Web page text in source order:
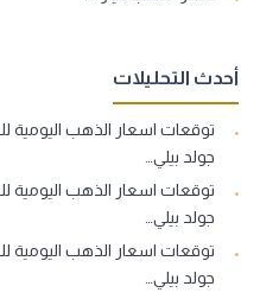
أحدث التحليلات
توقعات اسعار الذهب اليومية
جولد بيلي…
توقعات اسعار الذهب اليومية
جولد بيلي…
توقعات اسعار الذهب اليومية
جولد بيلي…